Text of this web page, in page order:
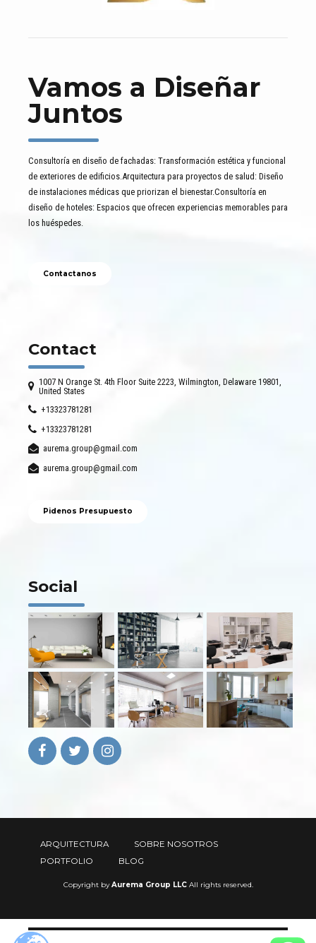
Vamos a Diseñar
Juntos
Consultoría en diseño de fachadas: Transformación estética y funcional
de exteriores de edificios.Arquitectura para proyectos de salud: Diseño
de instalaciones médicas que priorizan el bienestar.Consultoría en
diseño de hoteles: Espacios que ofrecen experiencias memorables para
los huéspedes.
Contactanos
Contact
1007 N Orange St. 4th Floor Suite 2223, Wilmington, Delaware 19801,
United States
+13323781281
+13323781281
aurema.group@gmail.com
aurema.group@gmail.com
Pidenos Presupuesto
Social
ARQUITECTURA
SOBRE NOSOTROS
PORTFOLIO
BLOG
Copyright byAurema Group LLCAll rights reserved.